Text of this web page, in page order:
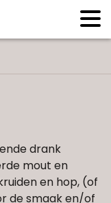
drank
mout en
en hop, (of
de smaak en/of